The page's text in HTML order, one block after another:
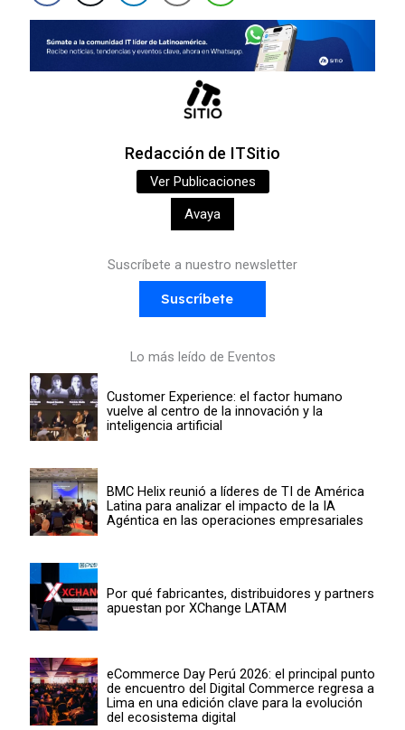
Redacción de ITSitio
Ver Publicaciones
Avaya
Suscríbete a nuestro newsletter
Suscríbete
Lo más leído de Eventos
Customer Experience: el factor humano
vuelve al centro de la innovación y la
inteligencia artificial
BMC Helix reunió a líderes de TI de América
Latina para analizar el impacto de la IA
Agéntica en las operaciones empresariales
Por qué fabricantes, distribuidores y partners
apuestan por XChange LATAM
eCommerce Day Perú 2026: el principal punto
de encuentro del Digital Commerce regresa a
Lima en una edición clave para la evolución
del ecosistema digital